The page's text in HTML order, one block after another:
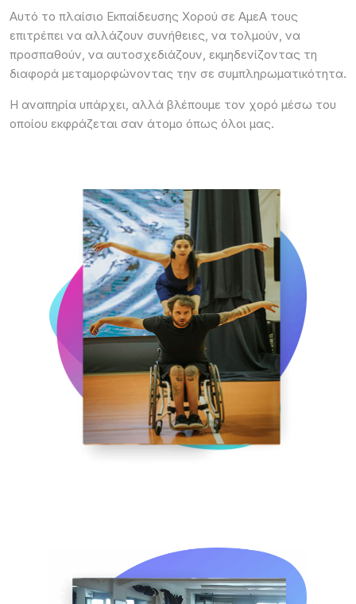
Αυτό το πλαίσιο Εκπαίδευσης Χορού σε ΑμεΑ τους
επιτρέπει να αλλάζουν συνήθειες, να τολμούν, να
προσπαθούν, να αυτοσχεδιάζουν, εκμηδενίζοντας τη
διαφορά μεταμορφώνοντας την σε συμπληρωματικότητα.
Η αναπηρία υπάρχει, αλλά βλέπουμε τον χορό μέσω του
οποίου εκφράζεται σαν άτομο όπως όλοι μας.